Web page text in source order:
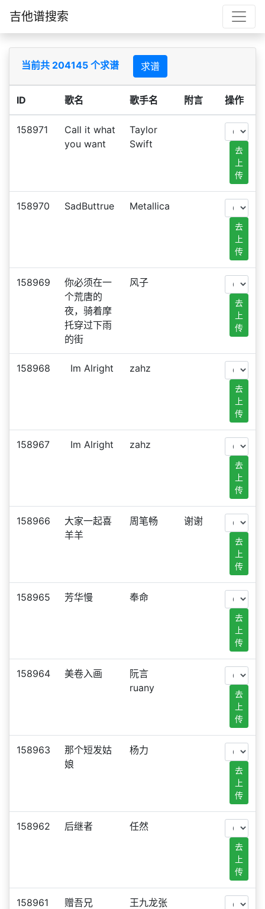
吉他谱搜索
当前共 204145 个求谱 求谱
ID 歌名 歌手名 附言 操作
158971
Call it what
you want
Taylor
Swift
去
上
传
158970 SadButtrue Metallica
去
上
传
158969
你必须在一
个荒唐的
夜，骑着摩
托穿过下雨
的街
风子
去
上
传
158968 Im Alright zahz
去
上
传
158967 Im Alright zahz
去
上
传
158966
大家一起喜
羊羊
周笔畅 谢谢
去
上
传
158965 芳华慢 奉命
去
上
传
158964 美卷入画
阮言
ruany
去
上
传
158963
那个短发姑
娘
杨力
去
上
传
158962 后继者 任然
去
上
传
158961 赠吾兄
王九龙张